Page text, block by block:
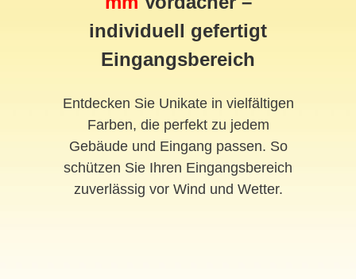
individuell gefertigt
Eingangsbereich
Entdecken Sie Unikate in vielfältigen
Farben, die perfekt zu jedem
Gebäude und Eingang passen. So
schützen Sie Ihren Eingangsbereich
zuverlässig vor Wind und Wetter.